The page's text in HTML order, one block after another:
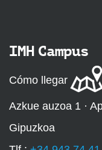
IMH Campus
Cómo llegar
Azkue auzoa 1 ·
Gipuzkoa